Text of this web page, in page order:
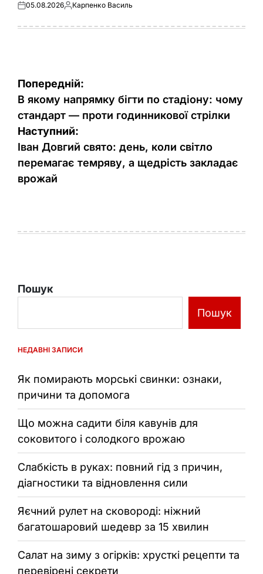
Оприлюднено
05.08.2026Опубліковано
Карпенко Василь
Навігація
записів
Попередній:
В якому напрямку бігти по стадіону: чому
стандарт — проти годинникової стрілки
Наступний:
Іван Довгий свято: день, коли світло
перемагає темряву, а щедрість закладає
врожай
Пошук
Пошук
НЕДАВНІ ЗАПИСИ
Як помирають морські свинки: ознаки,
причини та допомога
Що можна садити біля кавунів для
соковитого і солодкого врожаю
Слабкість в руках: повний гід з причин,
діагностики та відновлення сили
Яєчний рулет на сковороді: ніжний
багатошаровий шедевр за 15 хвилин
Салат на зиму з огірків: хрусткі рецепти та
перевірені секрети